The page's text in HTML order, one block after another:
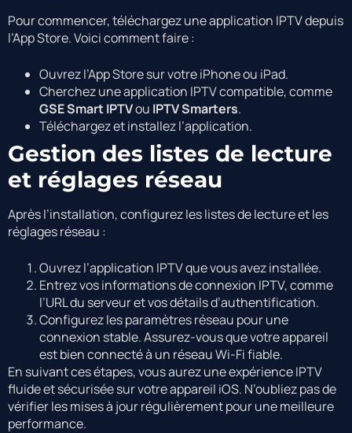
Pour commencer, téléchargez une application IPTV depuis
l’App Store. Voici comment faire :
Ouvrez l’App Store sur votre iPhone ou iPad.
Cherchez une application IPTV compatible, comme
GSE Smart IPTVou IPTV Smarters.
Téléchargez et installez l’application.
Gestion des listes de lecture
et réglages réseau
Après l’installation, configurez les listes de lecture et les
réglages réseau :
Ouvrez l’application IPTV que vous avez installée.
Entrez vos informations de connexion IPTV, comme
l’URL du serveur et vos détails d’authentification.
Configurez les paramètres réseau pour une
connexion stable. Assurez-vous que votre appareil
est bien connecté à un réseau Wi-Fi fiable.
En suivant ces étapes, vous aurez une expérience IPTV
fluide et sécurisée sur votre appareil iOS. N’oubliez pas de
vérifier les mises à jour régulièrement pour une meilleure
performance.